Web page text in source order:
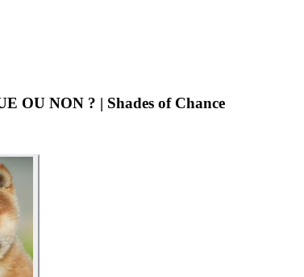
THE ORDINARY | UNE ARNAQUE OU NON ? | Shades of Chance